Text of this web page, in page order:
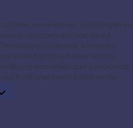
bieten, verwenden wir Technologien wie
zu speichern und/oder darauf
zustimmst, können wir
eindeutige IDs auf dieser Website
nicht erteilst oder zurückziehst,
Funktionen beeinträchtigt werden.